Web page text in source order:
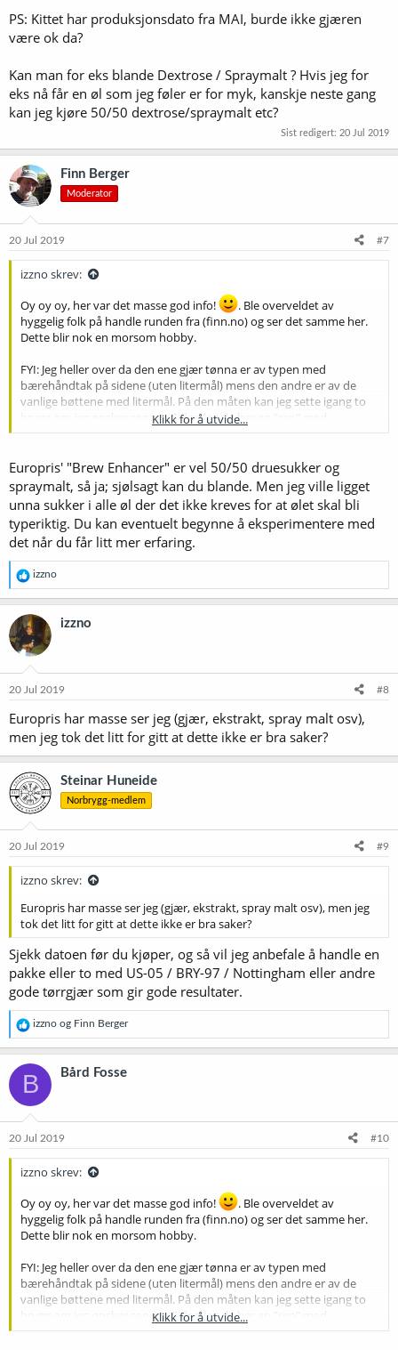
PS: Kittet har produksjonsdato fra MAI, burde ikke gjæren
være ok da?
Kan man for eks blande Dextrose / Spraymalt ? Hvis jeg for
eks nå får en øl som jeg føler er for myk, kanskje neste gang
kan jeg kjøre 50/50 dextrose/spraymalt etc?
Sist redigert: 20 Jul 2019
Finn Berger
Moderator
20 Jul 2019 #7
izzno skrev:
Oy oy oy, her var det masse god info!
. Ble overveldet av
hyggelig folk på handle runden fra (finn.no) og ser det samme her.
Dette blir nok en morsom hobby.
FYI: Jeg heller over da den ene gjær tønna er av typen med
bærehåndtak på sidene (uten litermål) mens den andre er av de
vanlige bøttene med litermål. På den måten kan jeg sette igang to
brygg om jeg ønsker senere. Siden jeg da har en "ren" med
Ok, da har jeg en plan... Jeg bytter ut gjær/dekstrose da jeg ikke vil
ha en bitter "vinsmakende" hvete! Jeg skjønner også at jeg kan få
bruk for dextrosen senere så inget tapt.
PS: Kittet har produksjonsdato fra MAI, burde ikke gjæren være ok
da?
Kan man for eks blande Dextrose / Spraymalt ? Hvis jeg for eks nå
får en øl som jeg føler er for myk, kanskje neste gang kan jeg kjøre
50/50 dextrose/spraymalt etc?
Klikk for å utvide...
Europris' "Brew Enhancer" er vel 50/50 druesukker og
spraymalt, så ja; sjølsagt kan du blande. Men jeg ville ligget
unna sukker i alle øl der det ikke kreves for at ølet skal bli
typeriktig. Du kan eventuelt begynne å eksperimentere med
det når du får litt mer erfaring.
R
e
a
k
s
j
o
e
:
izzno
izzno
20 Jul 2019 #8
Europris har masse ser jeg (gjær, ekstrakt, spray malt osv),
men jeg tok det litt for gitt at dette ikke er bra saker?
Steinar Huneide
Norbrygg-medlem
20 Jul 2019 #9
izzno skrev:
Europris har masse ser jeg (gjær, ekstrakt, spray malt osv), men jeg
tok det litt for gitt at dette ikke er bra saker?
Sjekk datoen før du kjøper, og så vil jeg anbefale å handle en
pakke eller to med US-05 / BRY-97 / Nottingham eller andre
gode tørrgjær som gir gode resultater.
R
e
a
k
s
j
o
e
izzno og Finn Berger
B Bård Fosse
20 Jul 2019 #10
izzno skrev:
Oy oy oy, her var det masse god info!
. Ble overveldet av
hyggelig folk på handle runden fra (finn.no) og ser det samme her.
Dette blir nok en morsom hobby.
FYI: Jeg heller over da den ene gjær tønna er av typen med
bærehåndtak på sidene (uten litermål) mens den andre er av de
vanlige bøttene med litermål. På den måten kan jeg sette igang to
brygg om jeg ønsker senere. Siden jeg da har en "ren" med
Klikk for å utvide...